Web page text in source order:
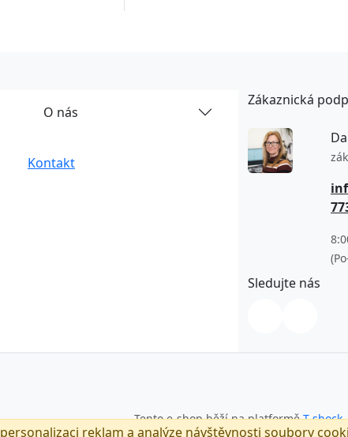
reklam a analýze návštěvnosti soubory
O nás
Kontakt
Zákaznická
Sledujte nás
Tento e-shop běží na platforměT-shock